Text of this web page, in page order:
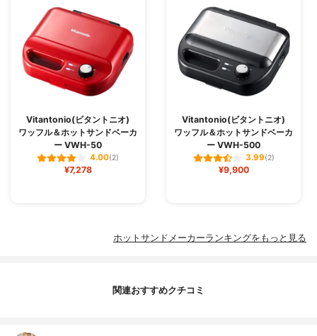
Vitantonio(ビタントニオ)
ワッフル＆ホットサンドベーカ
ー VWH-50
4.00(2)
¥7,278
Vitantonio(ビタントニオ)
ワッフル＆ホットサンドベーカ
ー VWH-500
3.99(2)
¥9,900
ホットサンドメーカーランキングをもっと見る
関連おすすめクチコミ